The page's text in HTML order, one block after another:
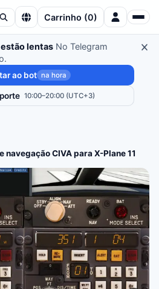
Carrinho (0)
lentas No Telegram
ao bot na hora
10:00–20:00 (UTC+3)
navegação CIVA para X-Plane 11